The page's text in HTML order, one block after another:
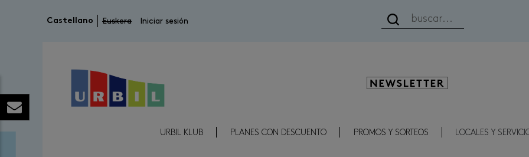
Castellano Euskera Menú de cuenta de usuario
Iniciar sesión
Newsletter
Menú Reducido Cabecera
URBIL KLUB PLANES CON DESCUENTO PROMOS Y SORTEOS LOCALES Y